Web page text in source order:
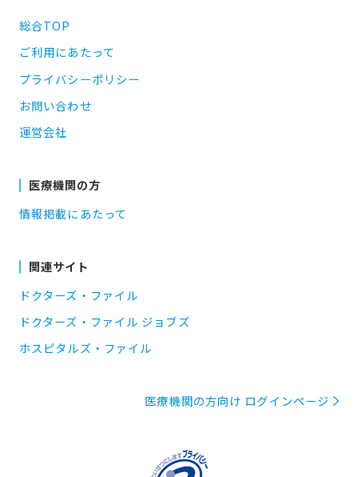
総合TOP
ご利用にあたって
プライバシーポリシー
お問い合わせ
運営会社
医療機関の方
情報掲載にあたって
関連サイト
ドクターズ・ファイル
ドクターズ・ファイル ジョブズ
ホスピタルズ・ファイル
医療機関の方向け ログインページ